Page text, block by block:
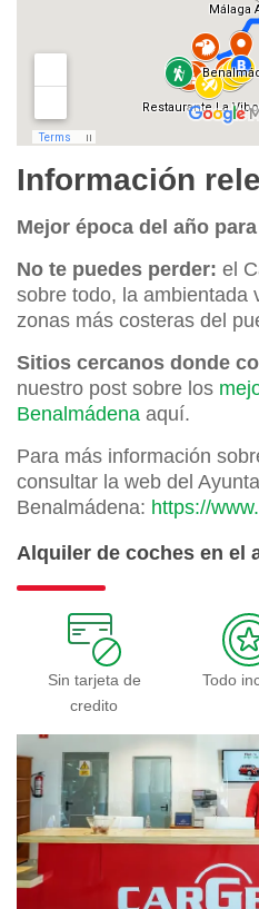
Información
Mejor época del año
No te puedes perder: el
sobre todo, la ambientada
zonas más costeras del
Sitios cercanos donde
nuestro post sobre los
Benalmádena aquí.
Para más información
consultar la web del
Benalmádena: https://
Alquiler de coches en el
Sin tarjeta de
credito
Todo